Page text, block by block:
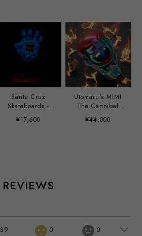
Santa Cruz
Skateboards -
40th Anniversary
Screaming Hand
¥17,600
Utomaru's MIMI
The Cannibal
Girl hand paint
custom by Mirock
¥44,000
REVIEWS
89 0 0